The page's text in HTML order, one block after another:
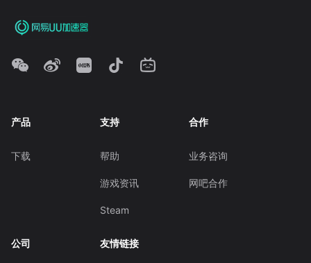
产品
下载
支持
帮助
游戏资讯
Steam
合作
业务咨询
网吧合作
公司 友情链接